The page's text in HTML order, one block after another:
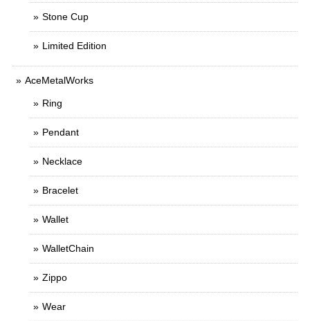
Stone Cup
Limited Edition
AceMetalWorks
Ring
Pendant
Necklace
Bracelet
Wallet
WalletChain
Zippo
Wear